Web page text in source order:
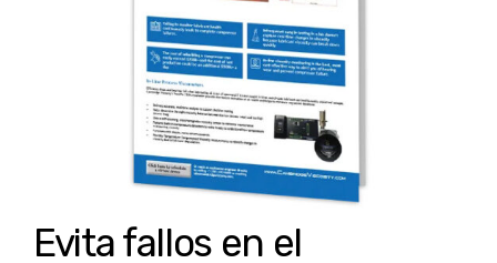
Evita fallos en el